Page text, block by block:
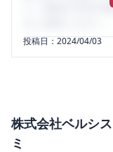
り、将来の不安や
投稿日：2024/04/03
株式会社ベルシ
ミ